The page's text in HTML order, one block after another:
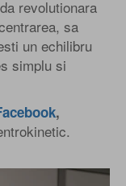
revolutionara
sa
un echilibru
simplu si
,